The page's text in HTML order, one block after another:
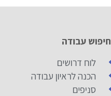
חיפוש עבודה
לוח דרושים
הכנה לראיון עבודה
סניפים